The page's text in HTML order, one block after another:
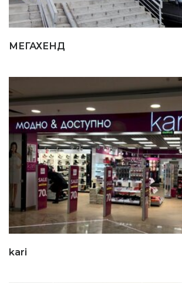
МЕГАХЕНД
kari